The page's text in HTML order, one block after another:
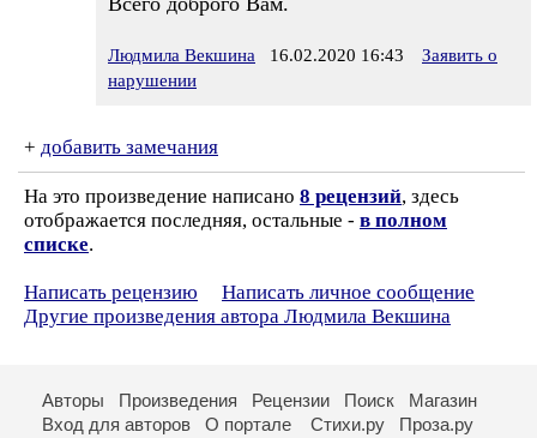
Людмила Векшина 16.02.2020 16:43
Заявить о
нарушении
+ добавить замечания
На это произведение написано 8 рецензий, здесь
отображается последняя, остальные - в полном
списке.
Написать рецензию
Написать личное сообщение
Другие произведения автора Людмила Векшина
Авторы Произведения Рецензии Поиск
Магазин
Вход для авторов
О портале Стихи.ру Проза.ру